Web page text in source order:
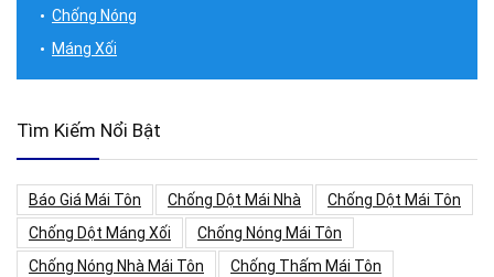
Chống Nóng
Máng Xối
Tìm Kiếm Nổi Bật
Báo Giá Mái Tôn Chống Dột Mái Nhà
Chống Dột Mái Tôn
Chống Dột Máng Xối
Chống Nóng Mái Tôn
Chống Nóng Nhà Mái Tôn
Chống Thấm Mái Tôn